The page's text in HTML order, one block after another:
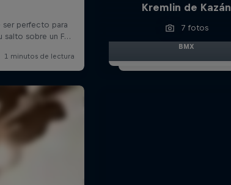
Kremlin de Kazán
7 fotos
BMX